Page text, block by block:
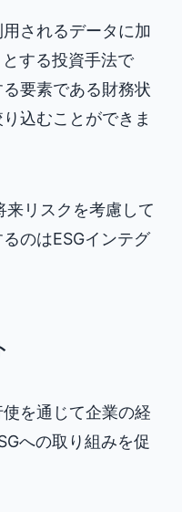
されるデータに加
する投資手法で
要素である財務状
込むことができま
来リスクを考慮して
のはESGインテグ
を通じて企業の経
への取り組みを促